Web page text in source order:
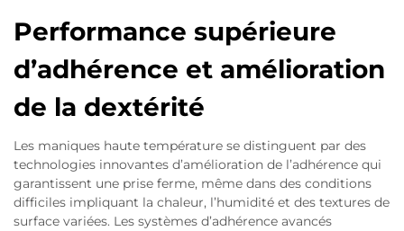
Performance supérieure
d’adhérence et amélioration
de la dextérité
Les maniques haute température se distinguent par des
technologies innovantes d’amélioration de l’adhérence qui
garantissent une prise ferme, même dans des conditions
difficiles impliquant la chaleur, l’humidité et des textures de
surface variées. Les systèmes d’adhérence avancés